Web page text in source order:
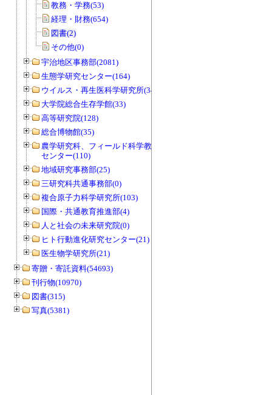
教務・学務(53)
経理・財務(654)
図書(2)
その他(0)
宇治地区事務部(2081)
生態学研究センター(164)
ウイルス・再生医科学研究所(34)
大学院総合生存学館(33)
高等研究院(128)
総合博物館(35)
農学研究科、フィールド科学教育研究
センター(110)
地域研究事務部(25)
三研究科共通事務部(0)
複合原子力科学研究所(103)
国際・共通教育推進部(4)
人と社会の未来研究院(0)
ヒト行動進化研究センター(21)
医生物学研究所(21)
寄贈・寄託資料(54693)
刊行物(10970)
図書(315)
写真(5381)